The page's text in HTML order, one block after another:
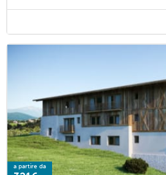
a partire da